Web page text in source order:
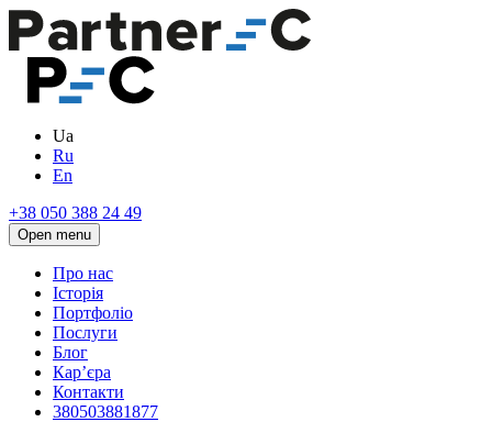
Ua
Ru
En
+38 050 388 24 49
Open menu
Про нас
Історія
Портфоліо
Послуги
Блог
Кар’єра
Контакти
380503881877